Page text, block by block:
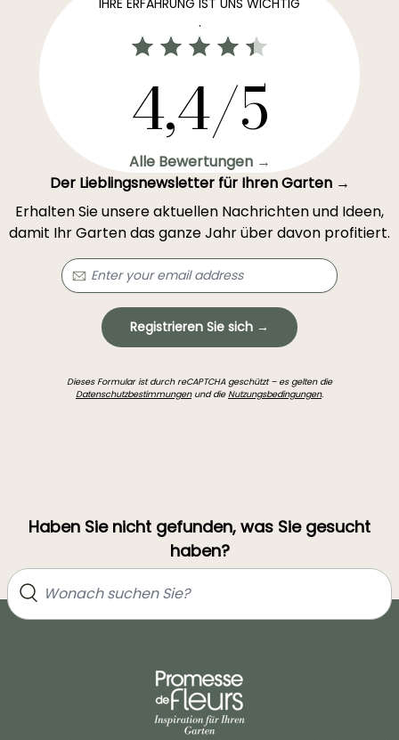
IHRE ERFAHRUNG IST UNS WICHTIG
.
4,4/5
Alle Bewertungen →
Der Lieblingsnewsletter für Ihren Garten →
Erhalten Sie unsere aktuellen Nachrichten und Ideen,
damit Ihr Garten das ganze Jahr über davon profitiert.
Registrieren Sie sich →
Dieses Formular ist durch reCAPTCHA geschützt – es gelten die
Datenschutzbestimmungenund dieNutzungsbedingungen.
Haben Sie nicht gefunden, was Sie gesucht
haben?